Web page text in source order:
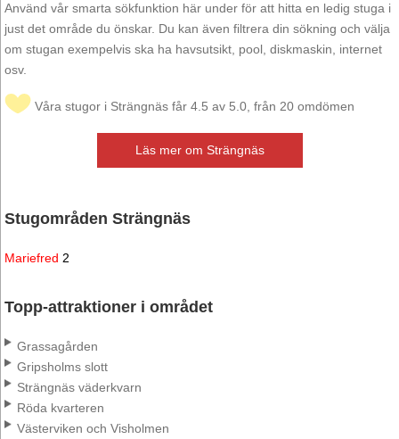
Använd vår smarta sökfunktion här under för att hitta en ledig stuga i
just det område du önskar. Du kan även filtrera din sökning och välja
om stugan exempelvis ska ha havsutsikt, pool, diskmaskin, internet
osv.
Läs mer om Strängnäs
Våra stugor i Strängnäs får 4.5 av 5.0, från 20 omdömen
Stugområden Strängnäs
Mariefred 2
Topp-attraktioner i området
Grassagården
Gripsholms slott
Strängnäs väderkvarn
Röda kvarteren
Västerviken och Visholmen